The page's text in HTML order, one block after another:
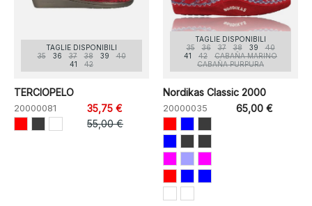
TAGLIE DISPONIBILI
35
36 37 38 39
40
41
42
TERCIOPELO
20000081
35,75 €
55,00 €
TAGLIE DISPONIBILI
35
36 37 38 39
40
41
42
CABAÑA MARINO
CABAÑA PURPURA
Nordikas Classic 2000
20000035 65,00 €